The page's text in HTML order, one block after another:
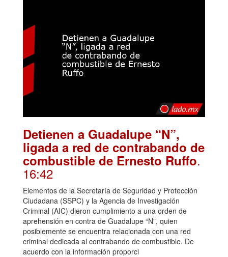
Detienen a Guadalupe “N”,
ligada a red de contrabando de
combustible de Ernesto Ruffo.
16:42
Elementos de la Secretaría de Seguridad y Protección
Ciudadana (SSPC) y la Agencia de Investigación
Criminal (AIC) dieron cumplimiento a una orden de
aprehensión en contra de Guadalupe “N”, quien
posiblemente se encuentra relacionada con una red
criminal dedicada al contrabando de combustible. De
acuerdo con la información proporci